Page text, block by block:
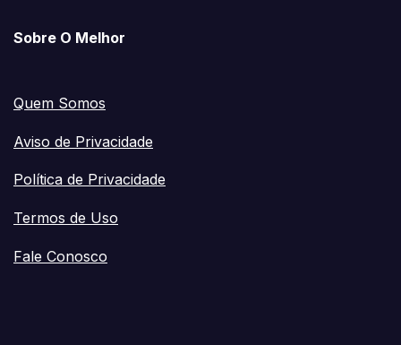
Sobre O Melhor
Quem Somos
Aviso de Privacidade
Política de Privacidade
Termos de Uso
Fale Conosco